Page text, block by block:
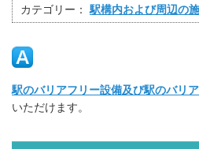
カテゴリー： 駅構内および周辺の
駅のバリアフリー設備及び駅のバリ
いただけます。